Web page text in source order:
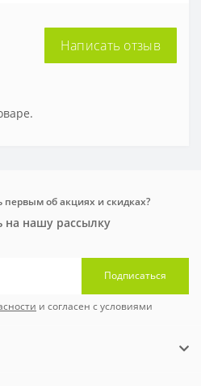
Написать отзыв
первым об акциях и скидках?
на нашу рассылку
Подписаться
и согласен с условиями